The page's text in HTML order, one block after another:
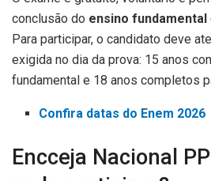
conclusão do ensino fundamental
Para participar, o candidato deve
exigida no dia da prova: 15 anos
fundamental e 18 anos completos
Confira datas do Enem 2026
Encceja Nacional